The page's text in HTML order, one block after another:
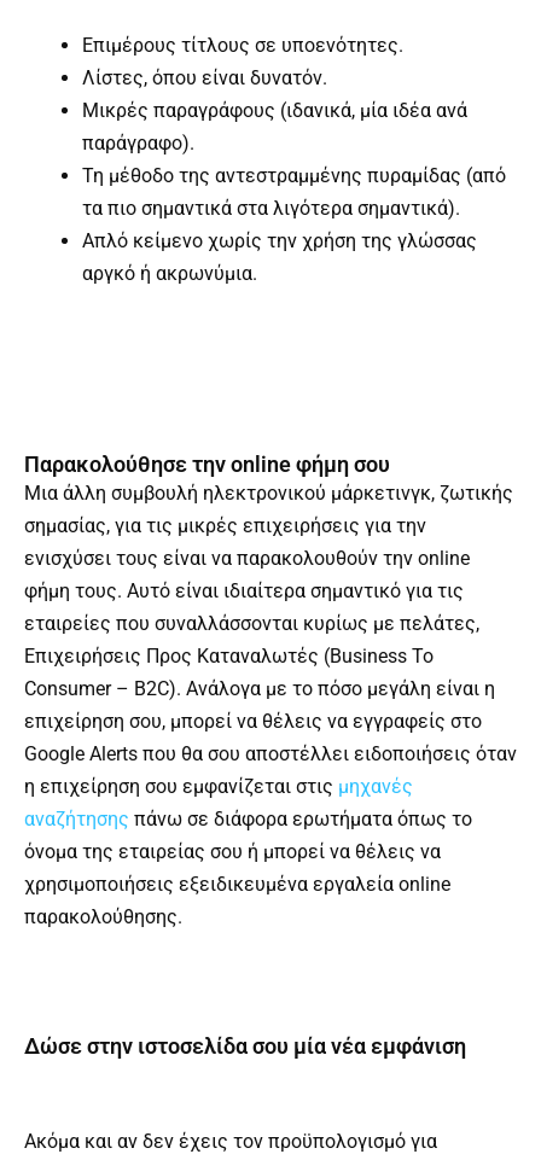
Επιμέρους τίτλους σε υποενότητες.
Λίστες, όπου είναι δυνατόν.
Μικρές παραγράφους (ιδανικά, μία ιδέα ανά
παράγραφο).
Τη μέθοδο της αντεστραμμένης πυραμίδας (από
τα πιο σημαντικά στα λιγότερα σημαντικά).
Απλό κείμενο χωρίς την χρήση της γλώσσας
αργκό ή ακρωνύμια.
Παρακολούθησε την online φήμη σου
Μια άλλη συμβουλή ηλεκτρονικού μάρκετινγκ, ζωτικής
σημασίας, για τις μικρές επιχειρήσεις για την
ενισχύσει τους είναι να παρακολουθούν την online
φήμη τους. Αυτό είναι ιδιαίτερα σημαντικό για τις
εταιρείες που συναλλάσσονται κυρίως με πελάτες,
Επιχειρήσεις Προς Καταναλωτές (Business To
Consumer – B2C). Ανάλογα με το πόσο μεγάλη είναι η
επιχείρηση σου, μπορεί να θέλεις να εγγραφείς στο
Google Alerts που θα σου αποστέλλει ειδοποιήσεις όταν
η επιχείρηση σου εμφανίζεται στις μηχανές
αναζήτησης πάνω σε διάφορα ερωτήματα όπως το
όνομα της εταιρείας σoυ ή μπορεί να θέλεις να
χρησιμοποιήσεις εξειδικευμένα εργαλεία online
παρακολούθησης.
Δώσε στην ιστοσελίδα σου μία νέα εμφάνιση
Ακόμα και αν δεν έχεις τον προϋπολογισμό για